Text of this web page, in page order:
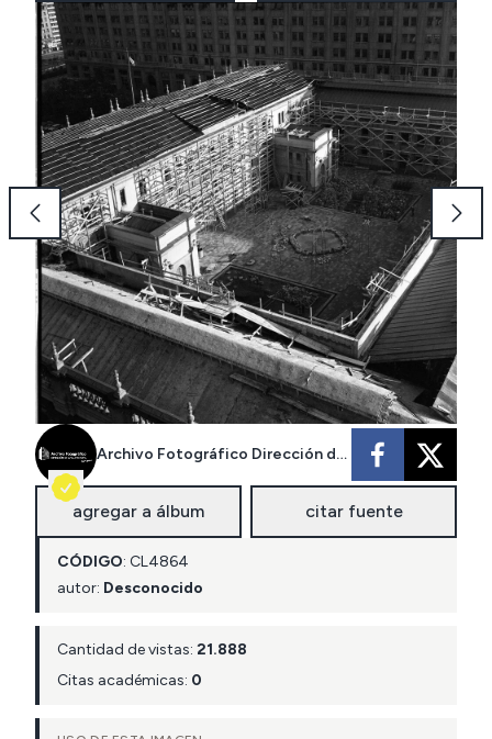
Archivo Fotográfico Dirección de Arquitectura MOP
agregar a álbum citar fuente
CÓDIGO: CL4864
autor: Desconocido
Cantidad de vistas: 21.888
Citas académicas: 0